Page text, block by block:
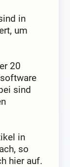
in
um
20
sind
in
so
hier auf.